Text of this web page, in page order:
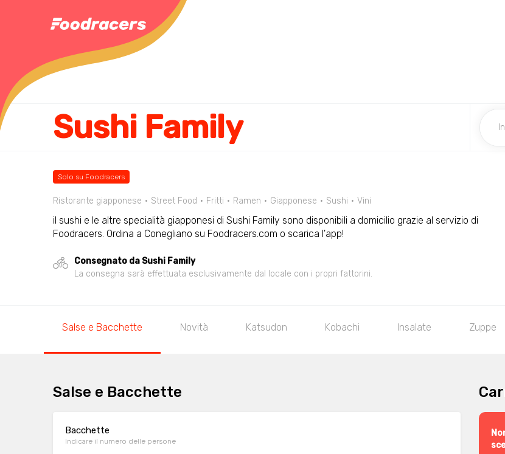
Sushi Family
Solo su Foodracers
Ristorante giapponese Street Food Fritti Ramen Giapponese Sushi Vini
il sushi e le altre specialità giapponesi di Sushi Family sono disponibili a domicilio grazie al servizio di
Foodracers. Ordina a Conegliano su Foodracers.com o scarica l'app!
Consegnato da Sushi Family
La consegna sarà effettuata esclusivamente dal locale con i propri fattorini.
Salse e Bacchette Novità Katsudon Kobachi Insalate Zuppe
Salse e Bacchette
Bacchette
Indicare il numero delle persone